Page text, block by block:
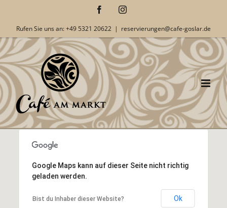
springen
FacebookInstagram
Rufen Sie uns an: +49 5321 20622 | reservierungen@cafe-goslar.de
Google Maps kann auf dieser Seite nicht richtig
geladen werden.
Bist du Inhaber dieser Website? Ok